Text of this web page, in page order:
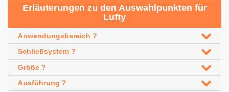
Erläuterungen zu den Auswahlpunkten für
Lufty
Anwendungsbereich ?
Schließsystem ?
Größe ?
Ausführung ?